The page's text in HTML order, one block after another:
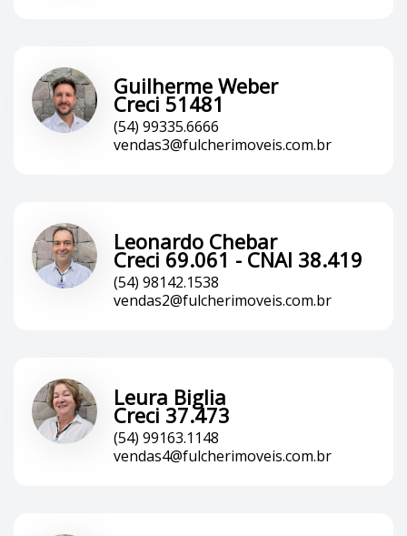
Guilherme Weber
Creci 51481
(54) 99335.6666
vendas3@fulcherimoveis.com.br
Leonardo Chebar
Creci 69.061 - CNAI 38.419
(54) 98142.1538
vendas2@fulcherimoveis.com.br
Leura Biglia
Creci 37.473
(54) 99163.1148
vendas4@fulcherimoveis.com.br